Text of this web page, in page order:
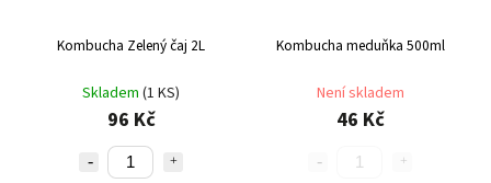
Kombucha Zelený čaj 2L
Skladem (1 KS)
96 Kč
Kombucha meduňka 500ml
Není skladem
46 Kč